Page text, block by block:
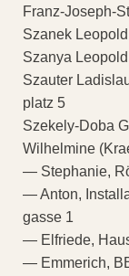
Franz-Joseph-
Szanek
Szanya
Szauter
platz 5
Szekely-Doba
Wilhelmine
— Stephanie,
— Anton,
gasse 1
— Elfriede,
— Emmerich,